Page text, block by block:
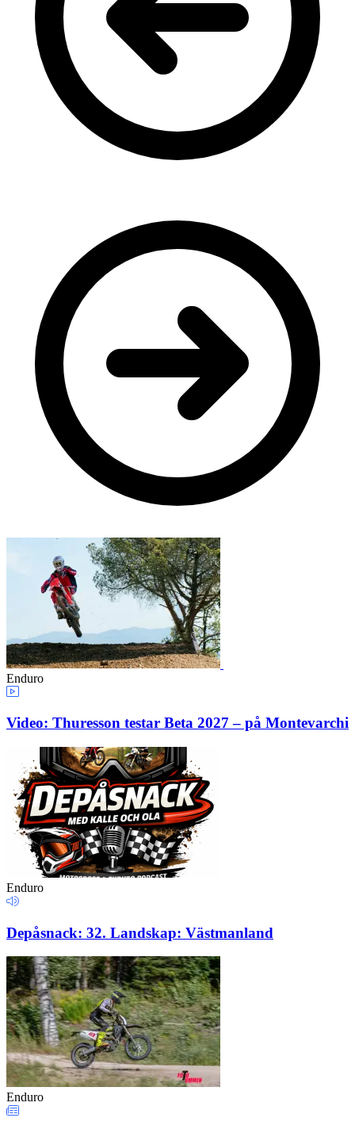
Enduro
Video: Thuresson testar Beta 2027 – på Montevarchi
Enduro
Depåsnack: 32. Landskap: Västmanland
Enduro